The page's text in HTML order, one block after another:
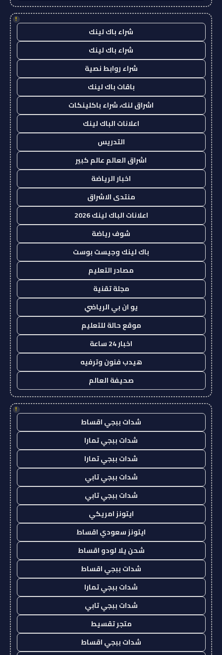
!
شراء باك لينك
شراء باك لينك
شراء روابط نصية
باقات باك لينك
اشراق لنك، شراء باكلينكات
اعلانات الباك لينك
التدريس
اشراق العالم عالم كبير
اخبار الرياضة
منتدى الاشراق
اعلانات الباك لينك 2026
شوف رياضة
باك لينك وجيست بوست
مصادر التعليم
مجلة تقنية
يو ان بي الرياضي
موقع حالة للتعليم
اخبار 24 ساعة
هيدب فنون وترفيه
صحيفة العالم
!
شدات ببجي اقساط
شدات ببجي تمارا
شدات ببجي تمارا
شدات ببجي تابي
شدات ببجي تابي
ايتونز امريكي
ايتونز سعودي اقساط
شحن يلا لودو اقساط
شدات ببجي اقساط
شدات ببجي تمارا
شدات ببجي تابي
متجر تقسيط
شدات ببجي اقساط